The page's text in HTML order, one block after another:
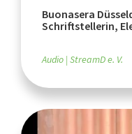
Buonasera
Schriftstellerin,
Audio StreamD e. V.